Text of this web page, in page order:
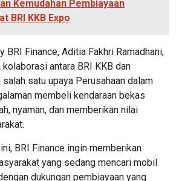
Kemudahan Pembiayaan
BRI KKB Expo
BRI Finance, Aditia Fakhri Ramadhani,
antara BRI KKB dan
satu upaya Perusahaan dalam
membeli kendaraan bekas
nyaman, dan memberikan nilai
BRI Finance ingin memberikan
yang sedang mencari mobil
dukungan pembiayaan yang